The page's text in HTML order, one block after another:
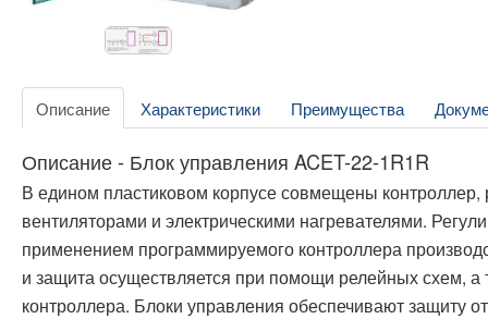
Описание Характеристики Преимущества
Описание - Блок управления ACET-22-1R1R
В едином пластиковом корпусе совмещены контроллер,
вентиляторами и электрическими нагревателями.
применением программируемого контроллера
и защита осуществляется при помощи релейных схем,
контроллера. Блоки управления обеспечивают защиту